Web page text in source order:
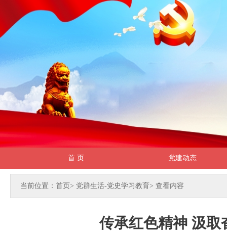
首 页 党建动态
当前位置：首页 > 党群生活-党史学习教育> 查看内容
传承红色精神 汲